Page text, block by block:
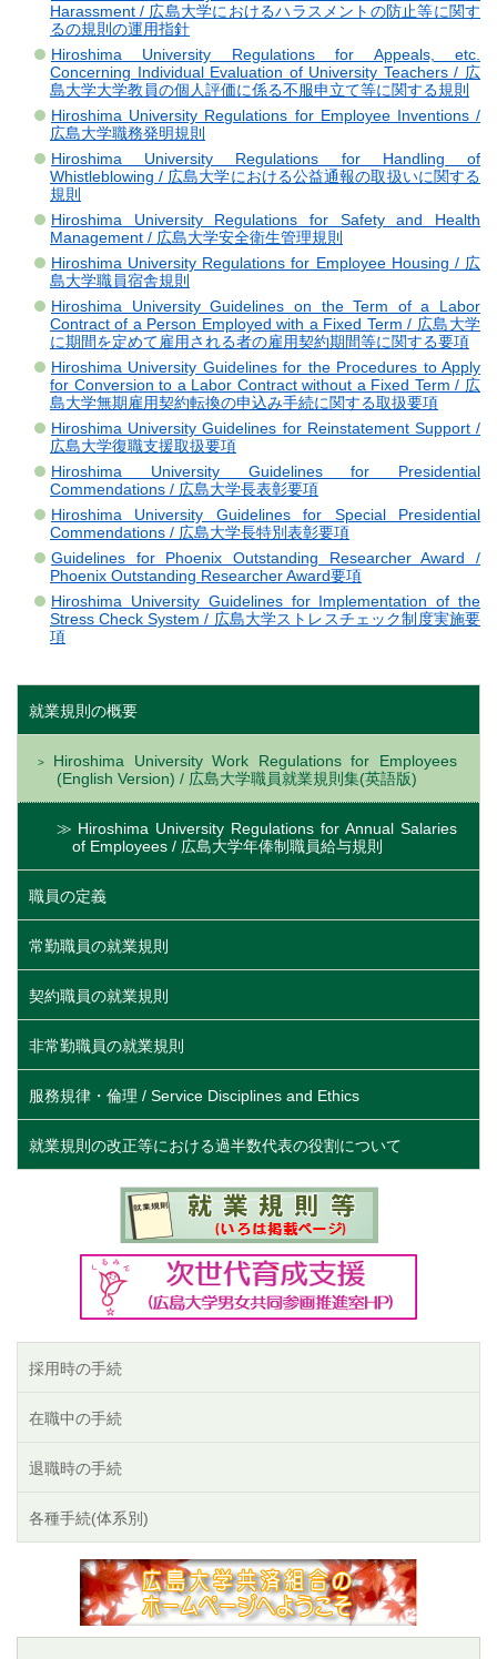
Harassment / 広島大学におけるハラスメントの防止等に関す
るの規則の運用指針
Hiroshima University Regulations for Appeals, etc.
Concerning Individual Evaluation of University Teachers / 広
島大学大学教員の個人評価に係る不服申立て等に関する規則
Hiroshima University Regulations for Employee Inventions /
広島大学職務発明規則
Hiroshima University Regulations for Handling of
Whistleblowing / 広島大学における公益通報の取扱いに関する
規則
Hiroshima University Regulations for Safety and Health
Management / 広島大学安全衛生管理規則
Hiroshima University Regulations for Employee Housing / 広
島大学職員宿舎規則
Hiroshima University Guidelines on the Term of a Labor
Contract of a Person Employed with a Fixed Term / 広島大学
に期間を定めて雇用される者の雇用契約期間等に関する要項
Hiroshima University Guidelines for the Procedures to Apply
for Conversion to a Labor Contract without a Fixed Term / 広
島大学無期雇用契約転換の申込み手続に関する取扱要項
Hiroshima University Guidelines for Reinstatement Support /
広島大学復職支援取扱要項
Hiroshima University Guidelines for Presidential
Commendations / 広島大学長表彰要項
Hiroshima University Guidelines for Special Presidential
Commendations / 広島大学長特別表彰要項
Guidelines for Phoenix Outstanding Researcher Award /
Phoenix Outstanding Researcher Award要項
Hiroshima University Guidelines for Implementation of the
Stress Check System / 広島大学ストレスチェック制度実施要
項
就業規則の概要
Hiroshima University Work Regulations for Employees
(English Version) / 広島大学職員就業規則集(英語版)
Hiroshima University Regulations for Annual Salaries
of Employees / 広島大学年俸制職員給与規則
職員の定義
常勤職員の就業規則
契約職員の就業規則
非常勤職員の就業規則
服務規律・倫理 / Service Disciplines and Ethics
就業規則の改正等における過半数代表の役割について
採用時の手続
在職中の手続
退職時の手続
各種手続(体系別)